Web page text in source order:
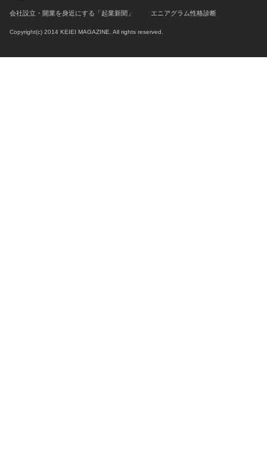
会社設立・開業を身近にする「起業新聞」 エニアグラム性格診断
Copyright(c) 2014 KEIEI MAGAZINE. All rights reserved.